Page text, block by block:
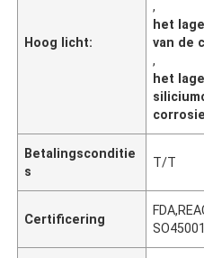
Hoog licht:
,
het
van de
,
het
Betalingsconditie
s
T/T
Certificering
SO45001